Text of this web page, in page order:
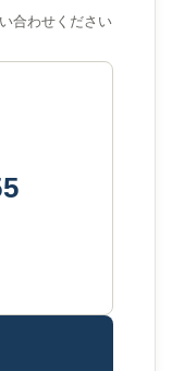
合わせください